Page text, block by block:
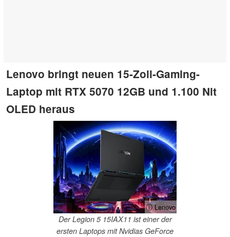
Lenovo bringt neuen 15-Zoll-Gaming-
Laptop mit RTX 5070 12GB und 1.100 Nit
OLED heraus
ⓘ Lenovo
Der Legion 5 15IAX11 ist einer der
ersten Laptops mit Nvidias GeForce